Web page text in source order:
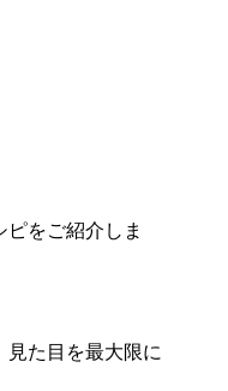
をご紹介しま
た目を最大限に